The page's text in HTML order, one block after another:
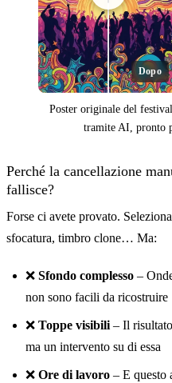
Prima
Dopo
Poster originale del
tramite AI, pronto
Perché la cancellazione
fallisce?
Forse ci avete provato.
sfocatura, timbro clone… Ma:
❌ Sfondo complesso –
non sono facili da ricostruire
❌ Toppe visibili – Il
ma un intervento su di essa
❌ Ore di lavoro – E questo